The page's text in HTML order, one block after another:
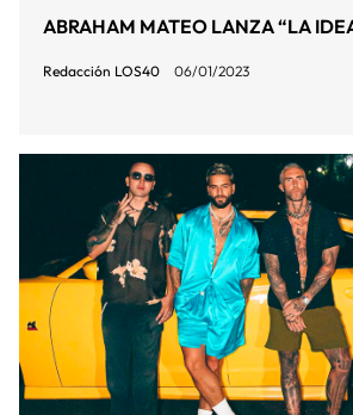
ABRAHAM MATEO LANZA “LA
Redacción LOS40 06/01/2023